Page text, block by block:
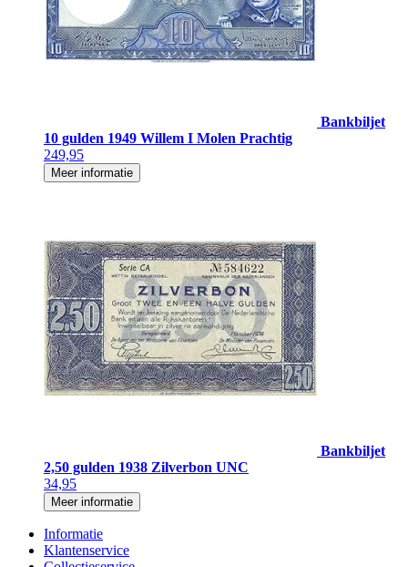
Bankbiljet
10 gulden 1949 Willem I Molen Prachtig
249,95
Meer informatie
Bankbiljet
2,50 gulden 1938 Zilverbon UNC
34,95
Meer informatie
Informatie
Klantenservice